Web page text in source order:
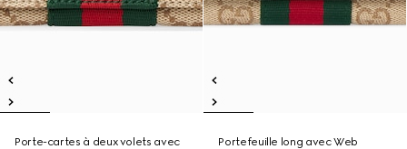
Porte-cartes à deux volets avec
Portefeuille long avec Web